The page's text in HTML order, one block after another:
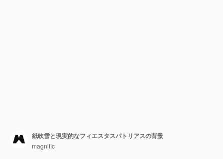
紙吹雪と現実的なフィエスタスパトリアスの背景
magnific